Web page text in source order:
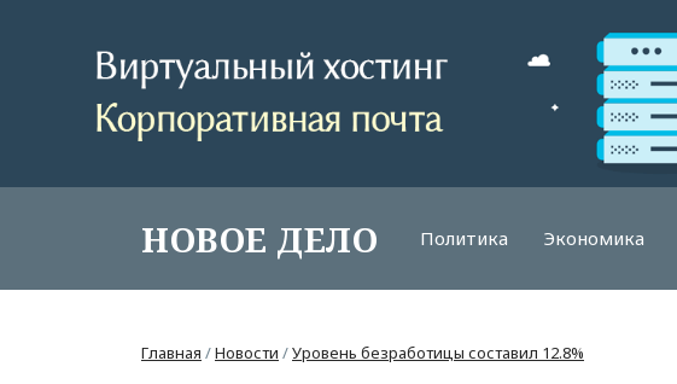
НОВОЕ ДЕЛО Политика Экономика
Главная /Новости /Уровень безработицы составил 12.8%